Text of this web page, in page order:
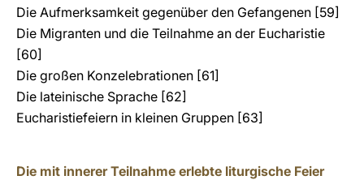
Die Aufmerksamkeit gegenüber den Gefangenen [59]
Die Migranten und die Teilnahme an der Eucharistie
[60]
Die großen Konzelebrationen [61]
Die lateinische Sprache [62]
Eucharistiefeiern in kleinen Gruppen [63]
Die mit innerer Teilnahme erlebte liturgische Feier